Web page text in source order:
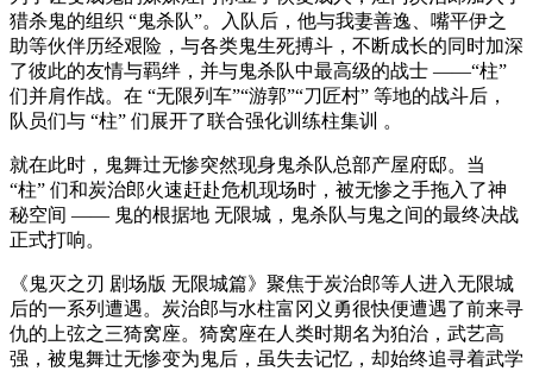
猎杀鬼的组织 “鬼杀队”。入队后，他与我妻善逸、嘴平伊之
助等伙伴历经艰险，与各类鬼生死搏斗，不断成长的同时加深
了彼此的友情与羁绊，并与鬼杀队中最高级的战士 ——“柱”
们并肩作战。在 “无限列车”“游郭”“刀匠村” 等地的战斗后，
队员们与 “柱” 们展开了联合强化训练柱集训 。
就在此时，鬼舞辻无惨突然现身鬼杀队总部产屋府邸。当
“柱” 们和炭治郎火速赶赴危机现场时，被无惨之手拖入了神
秘空间 —— 鬼的根据地 无限城，鬼杀队与鬼之间的最终决战
正式打响。
《鬼灭之刃 剧场版 无限城篇》聚焦于炭治郎等人进入无限城
后的一系列遭遇。炭治郎与水柱富冈义勇很快便遭遇了前来寻
仇的上弦之三猗窝座。猗窝座在人类时期名为狛治，武艺高
强，被鬼舞辻无惨变为鬼后，虽失去记忆，却始终追寻着武学